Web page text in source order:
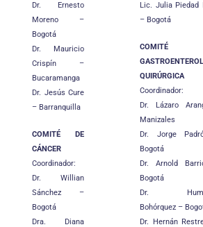
Dr. Ernesto
Moreno –
Bogotá
Dr. Mauricio
Crispín –
Bucaramanga
Dr. Jesús Cure
– Barranquilla
COMITÉ DE
CÁNCER
Coordinador:
Dr. Willian
Sánchez –
Bogotá
Dra. Diana
Lic. Julia Piedad
– Bogotá
COMITÉ
QUIRÚRGICA
Coordinador:
Dr. Lázaro
Manizales
Dr. Jorge
Bogotá
Dr. Arnold
Bogotá
Dr.
Bohórquez –
Dr. Hernán